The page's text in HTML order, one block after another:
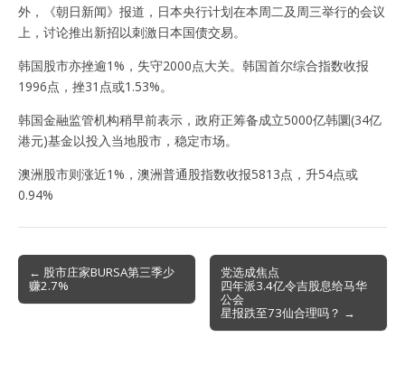
外，《朝日新闻》报道，日本央行计划在本周二及周三举行的会议
上，讨论推出新招以刺激日本国债交易。
韩国股市亦挫逾1%，失守2000点大关。韩国首尔综合指数收报
1996点，挫31点或1.53%。
韩国金融监管机构稍早前表示，政府正筹备成立5000亿韩圜(34亿
港元)基金以投入当地股市，稳定市场。
澳洲股市则涨近1%，澳洲普通股指数收报5813点，升54点或
0.94%
Post
navigation
← 股市庄家BURSA第三季少
赚2.7%
党选成焦点
四年派3.4亿令吉股息给马华
公会
星报跌至73仙合理吗？ →